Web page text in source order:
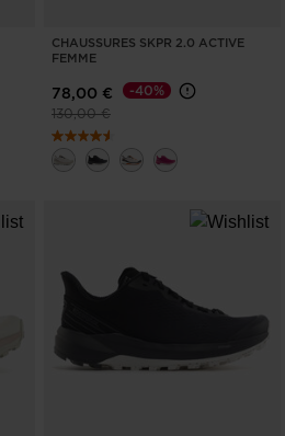
CHAUSSURES SKPR 2.0 ACTIVE
FEMME
78,00 €
Prix réduit de
130,00 €à
-40%